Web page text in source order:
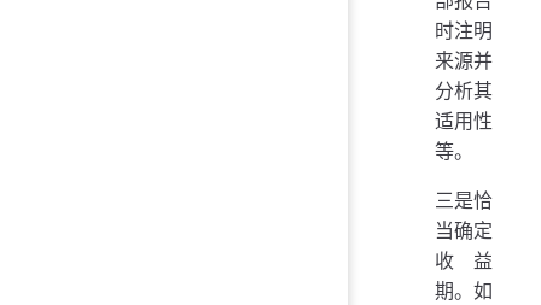
时注明
来源并
分析其
适用性
等。
三是恰
当确定
收益
期。如